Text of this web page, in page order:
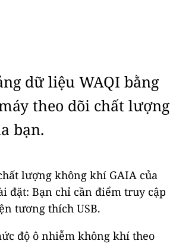
dữ liệu WAQI bằng
theo dõi chất lượng
bạn.
lượng không khí GAIA của
đặt: Bạn chỉ cần điểm truy cập
tương thích USB.
độ ô nhiễm không khí theo